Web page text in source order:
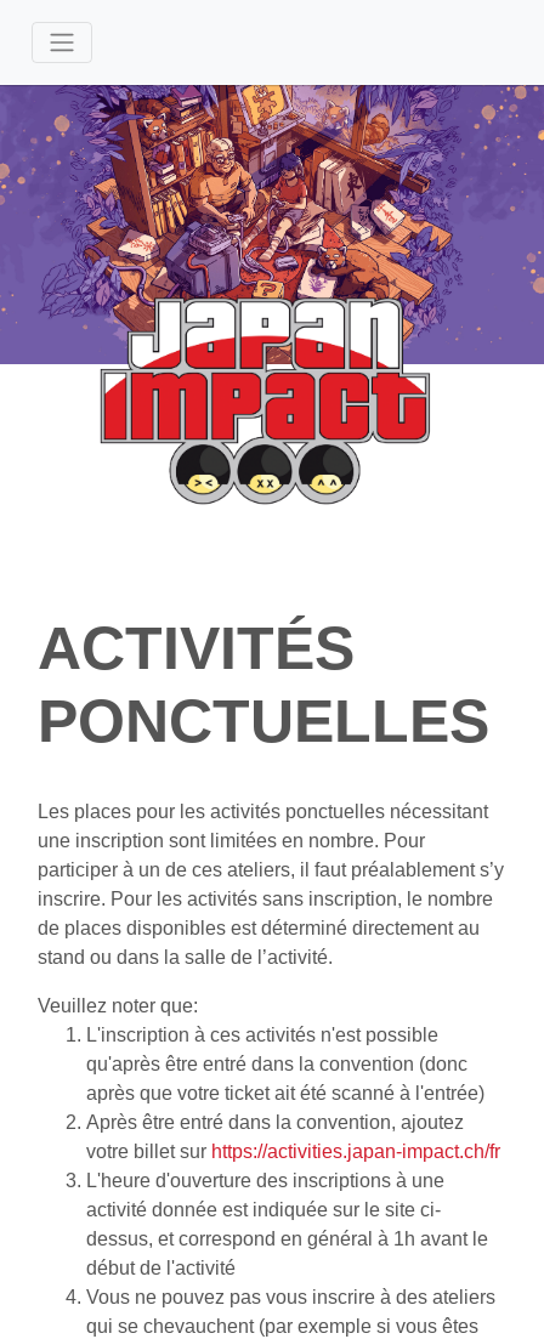
ACTIVITÉS
PONCTUELLES
Les places pour les activités ponctuelles nécessitant
une inscription sont limitées en nombre. Pour
participer à un de ces ateliers, il faut préalablement s’y
inscrire. Pour les activités sans inscription, le nombre
de places disponibles est déterminé directement au
stand ou dans la salle de l’activité.
Veuillez noter que:
L'inscription à ces activités n'est possible
qu'après être entré dans la convention (donc
après que votre ticket ait été scanné à l'entrée)
Après être entré dans la convention, ajoutez
votre billet sur https://activities.japan-impact.ch/fr
L'heure d'ouverture des inscriptions à une
activité donnée est indiquée sur le site ci-
dessus, et correspond en général à 1h avant le
début de l'activité
Vous ne pouvez pas vous inscrire à des ateliers
qui se chevauchent (par exemple si vous êtes